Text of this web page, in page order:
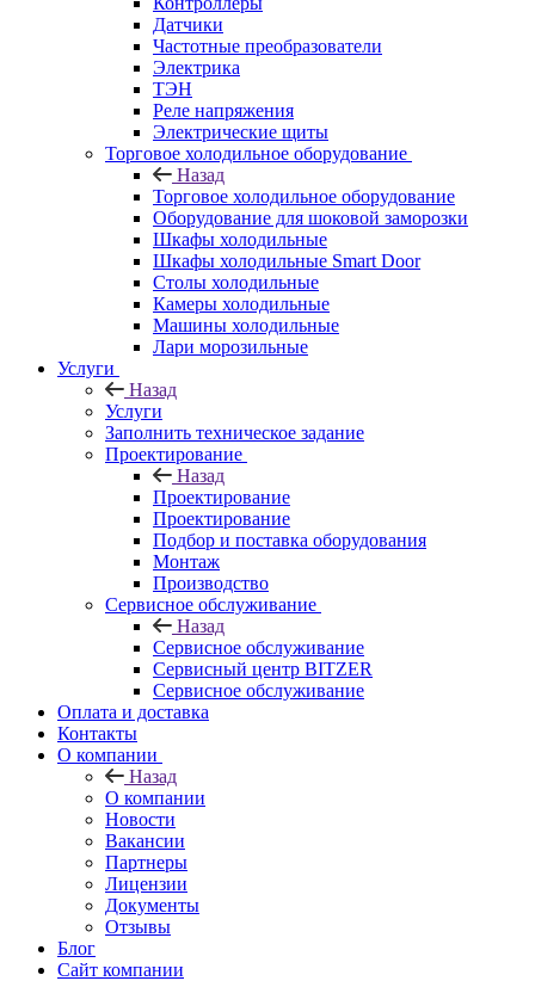
Датчики
Частотные преобразователи
Электрика
ТЭН
Реле напряжения
Электрические щиты
Торговое холодильное оборудование
Назад
Торговое холодильное оборудование
Оборудование для шоковой заморозки
Шкафы холодильные
Шкафы холодильные Smart Door
Столы холодильные
Камеры холодильные
Машины холодильные
Лари морозильные
Услуги
Назад
Услуги
Заполнить техническое задание
Проектирование
Назад
Проектирование
Проектирование
Подбор и поставка оборудования
Монтаж
Производство
Сервисное обслуживание
Назад
Сервисное обслуживание
Сервисный центр BITZER
Сервисное обслуживание
Оплата и доставка
Контакты
О компании
Назад
О компании
Новости
Вакансии
Партнеры
Лицензии
Документы
Отзывы
Блог
Сайт компании